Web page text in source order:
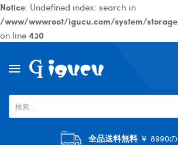
Notice: Undefined index: search in
/www/wwwroot/igucu.com/system/
on line430
全品送料無料￥ 8990